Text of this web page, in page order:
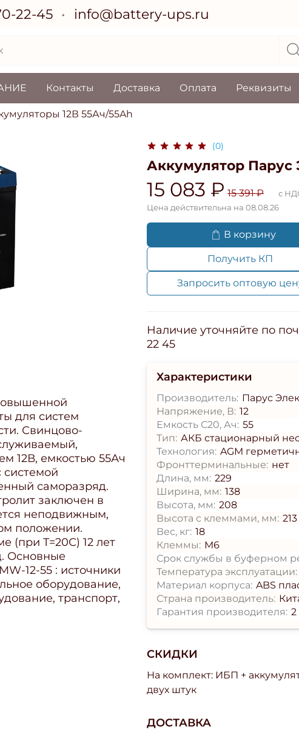
22-45 info@battery-ups.ru
Контакты Доставка Оплата Реквизиты
12В 55Ач/55Ah
для систем
Свинцово-
12В, емкостью 55Ач
системой
саморазряд.
заключен в
неподвижным,
положении.
(при T=20С) 12 лет
Основные
12-55 : источники
оборудование,
транспорт,
(0)
Аккумулятор Парус
15 083 ₽ 15 391 ₽
с
Цена действительна на 08.08.26
В корзину
Получить КП
Запросить оптовую
Наличие уточняйте по
22 45
СКИДКИ
На комплект: ИБП +
двух штук
ДОСТАВКА
Характеристики
Производитель: Парус
Напряжение, В: 12
Емкость С20, Ач: 55
Тип: АКБ стационарный
Технология: AGM
Фронттерминальные: нет
Длина, мм: 229
Ширина, мм: 138
Высота, мм: 208
Высота с клеммами, мм: 213
Вес, кг: 18
Клеммы: M6
Срок службы в буферном
Температура эксплуатации:
Материал корпуса: ABS
Страна производитель:
Гарантия производителя: 2